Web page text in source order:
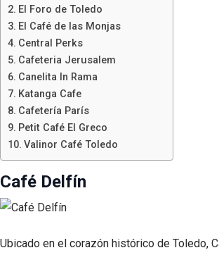
El Foro de Toledo
El Café de las Monjas
Central Perks
Cafeteria Jerusalem
Canelita In Rama
Katanga Cafe
Cafetería París
Petit Café El Greco
Valinor Café Toledo
Café Delfín
Ubicado en el corazón histórico de Toledo,